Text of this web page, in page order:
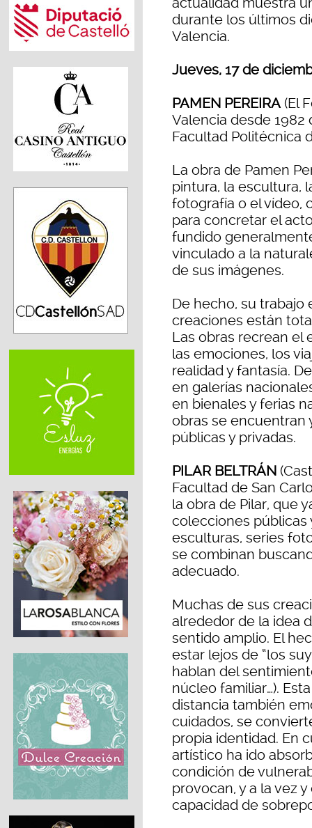
durante los últimos
Valencia.
Jueves, 17 de
PAMEN PEREIRA(El
Valencia desde
Facultad Politécnica
La obra de Pamen
pintura, la escultura,
fotografía o el vídeo,
para concretar el
fundido
vinculado a la
de sus imágenes.
De hecho, su trabajo
creaciones están
Las obras recrean el
las emociones, los
realidad y fantasía.
en galerías
en bienales y ferias
obras se encuentran
públicas y privadas.
PILAR BELTRÁN
Facultad de San
la obra de Pilar, que
colecciones públicas
esculturas, series
se combinan
adecuado.
Muchas de sus
alrededor de la idea
sentido amplio. El
estar lejos de “los
hablan del
núcleo familiar…).
distancia también
cuidados, se
propia identidad. En
artístico ha ido
condición de
provocan, y a la vez
capacidad de